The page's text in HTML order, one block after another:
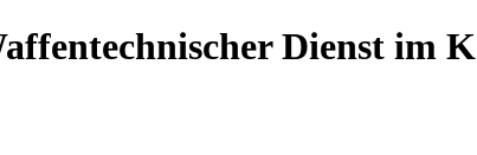
Dienst im